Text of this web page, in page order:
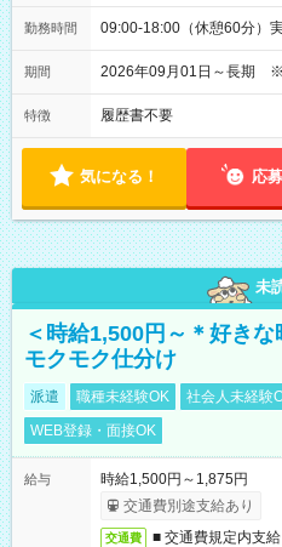
勤務時間 09:00-18:00（休憩60分）
期間 2026年09月01日～長期
特徴 履歴書不要
気になる！ 応
未
＜時給1,500円～＊好き
モクモク仕分け
派遣 職種未経験OK 社会人未経験
WEB登録・面接OK
給与
時給1,500円～1,875円
交通費別途支給あり
交通費 ■ 交通費規定内支